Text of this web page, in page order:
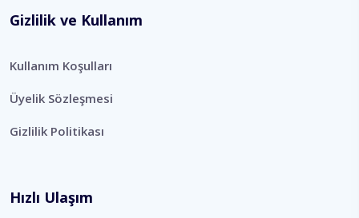
Gizlilik ve Kullanım
Kullanım Koşulları
Üyelik Sözleşmesi
Gizlilik Politikası
Hızlı Ulaşım